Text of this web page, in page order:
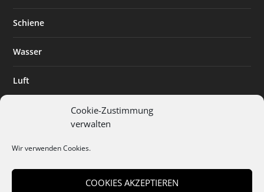
Cookie-Zustimmung
verwalten
Wir verwenden Cookies.
COOKIES AKZEPTIEREN
Schiene
Wasser
Luft
Digitalisierung